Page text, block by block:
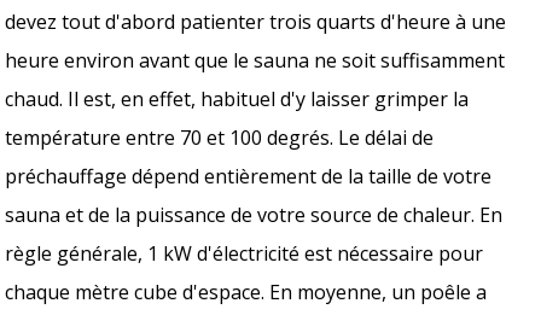
devez tout d'abord patienter trois quarts d'heure à une
heure environ avant que le sauna ne soit suffisamment
chaud. Il est, en effet, habituel d'y laisser grimper la
température entre 70 et 100 degrés. Le délai de
préchauffage dépend entièrement de la taille de votre
sauna et de la puissance de votre source de chaleur. En
règle générale, 1 kW d'électricité est nécessaire pour
chaque mètre cube d'espace. En moyenne, un poêle a